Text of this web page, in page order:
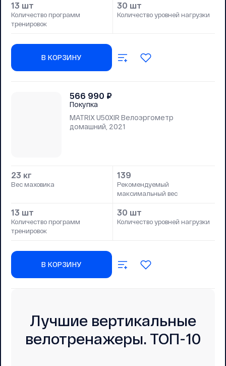
13 шт
Количество программ
тренировок
30 шт
Количество уровней нагрузки
В КОРЗИНУ
566 990 ₽
Покупка
MATRIX U50XIR Велоэргометр
домашний, 2021
23 кг
Вес маховика
139
Рекомендуемый
максимальный вес
13 шт
Количество программ
тренировок
30 шт
Количество уровней нагрузки
В КОРЗИНУ
Лучшие вертикальные
велотренажеры. ТОП-10